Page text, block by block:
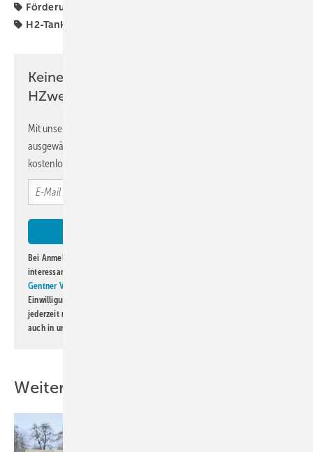
Förderung
H2-Tankstellen
Keine Zeit? Kein Problem mit dem
HZwei-Newsletter!
Mit unserem Newsletter erhalten Sie regelmäßig von uns
ausgewählte Informationen und Neuigkeiten, gebündelt und
kostenlos direkt ins Postfach.
Bei Anmeldung zu diesem Newsletter bin ich damit einverstanden, über
interessante Verlags- und Online-Angebote
Gentner Verlag GmbH & Co. KG
Einwilligung kann ich jederzeit widerrufen und eine Abmeldung ist
jederzeit möglich. Informationen zum Umgang mit Daten finden Sie
auch in unserer
Weitere Inhalte